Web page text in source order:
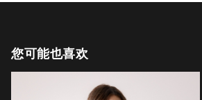
您可能也喜欢